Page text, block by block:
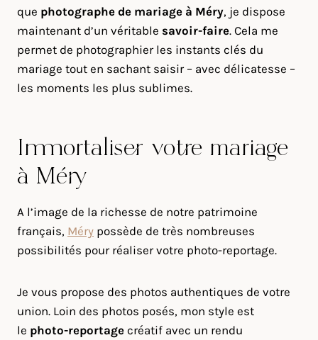
que photographe de mariage à Méry, je dispose
maintenant d’un véritable savoir-faire. Cela me
permet de photographier les instants clés du
mariage tout en sachant saisir – avec délicatesse –
les moments les plus sublimes.
Immortaliser votre mariage
à Méry
A l’image de la richesse de notre patrimoine
français, Méry possède de très nombreuses
possibilités pour réaliser votre photo-reportage.
Je vous propose des photos authentiques de votre
union. Loin des photos posés, mon style est
le photo-reportage créatif avec un rendu